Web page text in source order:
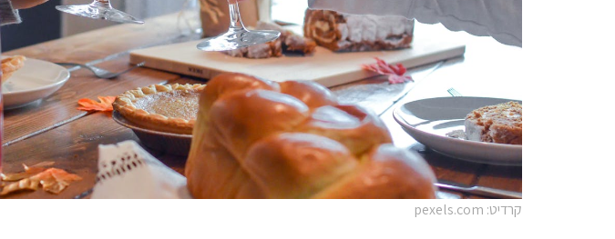
קרדיט: pexels.com